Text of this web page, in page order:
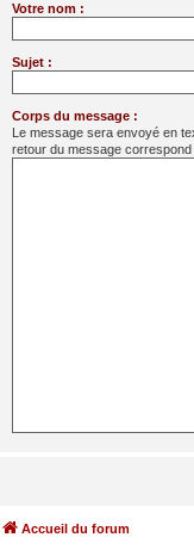
Votre nom :
Sujet :
Corps du message :
Le message sera envoyé en
retour du message
Accueil du forum